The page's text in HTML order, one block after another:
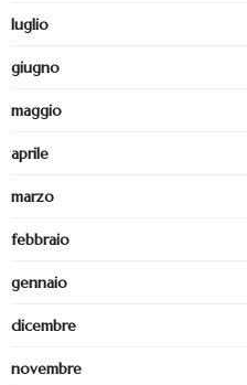
luglio
giugno
maggio
aprile
marzo
febbraio
gennaio
dicembre
novembre